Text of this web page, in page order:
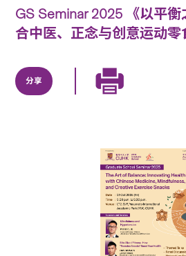
GS Seminar 2025 《以平
合中医、正念与创意运动零
分享